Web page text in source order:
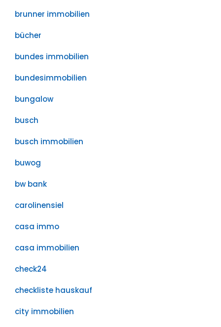
brunner immobilien
bücher
bundes immobilien
bundesimmobilien
bungalow
busch
busch immobilien
buwog
bw bank
carolinensiel
casa immo
casa immobilien
check24
checkliste hauskauf
city immobilien